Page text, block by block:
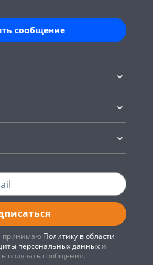
сообщение
принимаю Политику в области
персональных данныхи
получать сообщения.